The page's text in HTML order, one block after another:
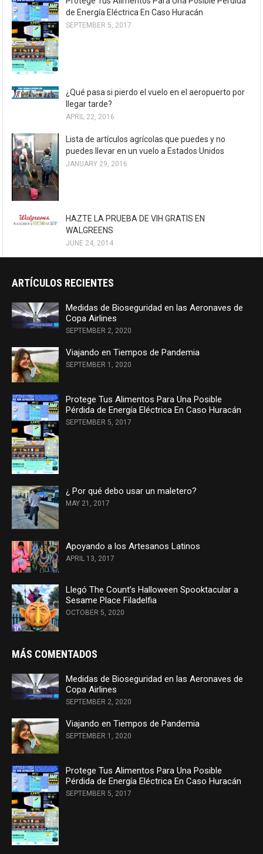
de Energía Eléctrica En Caso Huracán
SEPTEMBER 5, 2017
¿Qué pasa si pierdo el vuelo en el aeropuerto por
llegar tarde?
APRIL 22, 2016
Lista de artículos agrícolas que puedes y no
puedes llevar en un vuelo a Estados Unidos
JANUARY 29, 2016
HAZTE LA PRUEBA DE VIH GRATIS EN
WALGREENS
JUNE 24, 2014
ARTÍCULOS RECIENTES
Medidas de Bioseguridad en las Aeronaves de
Copa Airlines
SEPTEMBER 2, 2020
Viajando en Tiempos de Pandemia
SEPTEMBER 1, 2020
Protege Tus Alimentos Para Una Posible
Pérdida de Energía Eléctrica En Caso Huracán
SEPTEMBER 5, 2017
¿ Por qué debo usar un maletero?
MAY 21, 2017
Apoyando a los Artesanos Latinos
APRIL 13, 2017
Llegó The Count’s Halloween Spooktacular a
Sesame Place Filadelfia
OCTOBER 5, 2020
MÁS COMENTADOS
Medidas de Bioseguridad en las Aeronaves de
Copa Airlines
SEPTEMBER 2, 2020
Viajando en Tiempos de Pandemia
SEPTEMBER 1, 2020
Protege Tus Alimentos Para Una Posible
Pérdida de Energía Eléctrica En Caso Huracán
SEPTEMBER 5, 2017